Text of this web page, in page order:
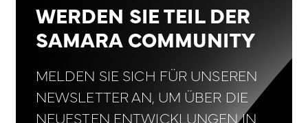
WERDEN SIE TEIL DER
SAMARA COMMUNITY
MELDEN SIE SICH FÜR UNSEREN
NEWSLETTER AN, UM ÜBER DIE
NEUESTEN ENTWICKLUNGEN IN